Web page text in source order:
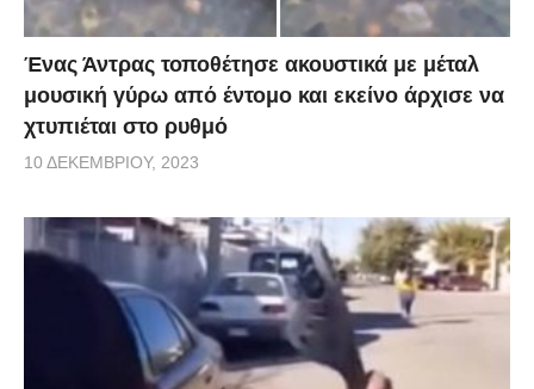
Ένας Άντρας τοποθέτησε ακουστικά με μέταλ
μουσική γύρω από έντομο και εκείνο άρχισε να
χτυπιέται στο ρυθμό
10 ΔΕΚΕΜΒΡΊΟΥ, 2023